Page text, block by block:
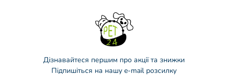
Дізнавайтеся першим про акції та знижки
Підпишіться на нашу e-mail розсилку